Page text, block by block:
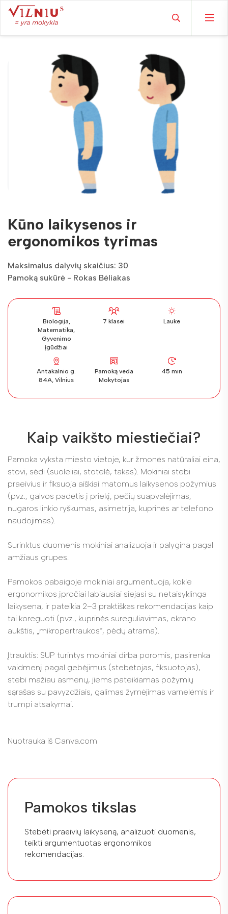
Kūno laikysenos ir
ergonomikos tyrimas
Maksimalus dalyvių skaičius: 30
Pamoką sukūrė - Rokas Bėliakas
Biologija,
Matematika,
Gyvenimo
įgūdžiai
7 klasei Lauke
Antakalnio g.
84A, Vilnius
Pamoką veda
Mokytojas
45 min
Kaip vaikšto miestiečiai?
Pamoka vyksta miesto vietoje, kur žmonės natūraliai eina,
stovi, sėdi (suoleliai, stotelė, takas). Mokiniai stebi
praeivius ir fiksuoja aiškiai matomus laikysenos požymius
(pvz., galvos padėtis į priekį, pečių suapvalėjimas,
nugaros linkio ryškumas, asimetrija, kuprinės ar telefono
naudojimas).
Surinktus duomenis mokiniai analizuoja ir palygina pagal
amžiaus grupes.
Pamokos pabaigoje mokiniai argumentuoja, kokie
ergonomikos įpročiai labiausiai siejasi su netaisyklinga
laikysena, ir pateikia 2–3 praktiškas rekomendacijas kaip
tai koreguoti (pvz., kuprinės sureguliavimas, ekrano
aukštis, „mikropertraukos“, pėdų atrama).
Įtrauktis: SUP turintys mokiniai dirba poromis, pasirenka
vaidmenį pagal gebėjimus (stebėtojas, fiksuotojas),
stebi mažiau asmenų, jiems pateikiamas požymių
sąrašas su pavyzdžiais, galimas žymėjimas varnelėmis ir
trumpi atsakymai.
Nuotrauka iš Canva.com
Pamokos tikslas
Stebėti praeivių laikyseną, analizuoti duomenis,
teikti argumentuotas ergonomikos
rekomendacijas.